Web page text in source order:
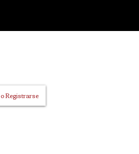
Registrarse